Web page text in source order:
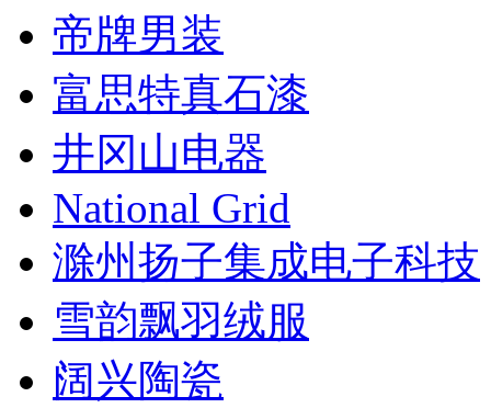
帝牌男装
富思特真石漆
井冈山电器
National Grid
滁州扬子集成电子科技
雪韵飘羽绒服
阔兴陶瓷